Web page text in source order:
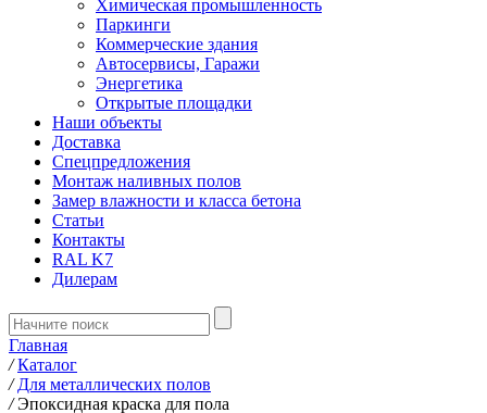
Химическая промышленность
Паркинги
Коммерческие здания
Автосервисы, Гаражи
Энергетика
Открытые площадки
Наши объекты
Доставка
Спецпредложения
Монтаж наливных полов
Замер влажности и класса бетона
Статьи
Контакты
RAL K7
Дилерам
Главная
/ Каталог
/ Для металлических полов
/ Эпоксидная краска для пола